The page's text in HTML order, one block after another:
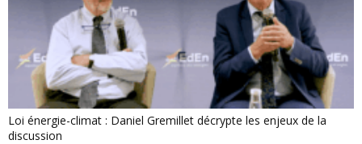
Loi énergie-climat : Daniel Gremillet décrypte les enjeux de la
discussion